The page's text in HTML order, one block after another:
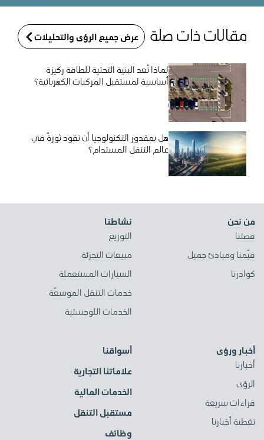
مقالات ذات صلة عرض جميع الرؤى والتحليلات
لماذا تُعد البنية التحتية للطاقة ركيزة
أساسية لمستقبل المركبات الكهربائية؟
هل بمقدور التكنولوجيا أن تقود ثورةً في
عالم التنقل المستدام؟
من نحن
قصتنا
قيّمنا ومبادئ جميل
كوادرنا
نشاطنا
التوزيع
مبيعات التجزئة
السيارات المستعملة
خدمات التنقل الموسعّة
الخدمات اللوجستية
أخبار ورؤى
أخبارنا
الرؤى
قراءات سريعة
تغطية أخبارنا
أسواقنا
علاماتنا التجارية
الخدمات المالية
مستقبل التنقل
وظائف